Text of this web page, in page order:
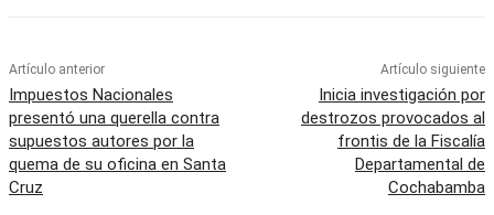
Artículo anterior
Impuestos Nacionales
presentó una querella contra
supuestos autores por la
quema de su oficina en Santa
Cruz
Artículo siguiente
Inicia investigación por
destrozos provocados al
frontis de la Fiscalía
Departamental de
Cochabamba